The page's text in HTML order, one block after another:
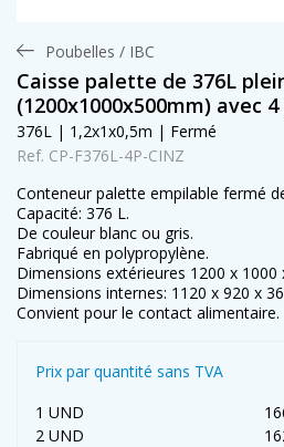
Poubelles / IBC
Caisse palette de 376L
(1200x1000x500mm) avec
376L | 1,2x1x0,5m | Fermé
Ref. CP-F376L-4P-CINZ
Conteneur palette empilable fermé
Capacité: 376 L.
De couleur blanc ou gris.
Fabriqué en polypropylène.
Dimensions extérieures 1200 x 1000
Dimensions internes: 1120 x 920 x
Convient pour le contact alimentaire.
Prix par quantité sans TVA
1 UND
2 UND